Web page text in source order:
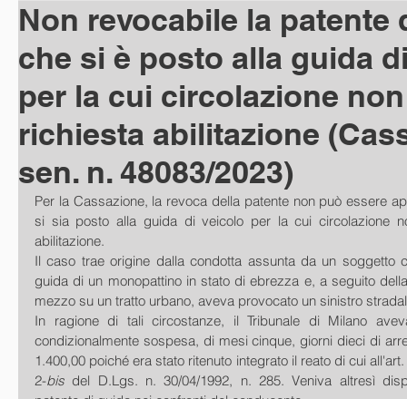
Non revocabile la patente
che si è posto alla guida
per la cui circolazione
richiesta abilitazione
sen. n. 48083/2023)
Per la Cassazione, la revoca della patente non può essere
si sia posto alla guida di veicolo per la cui circolazione
abilitazione.
Il caso trae origine dalla condotta assunta da un soggetto
guida di un monopattino in stato di ebrezza e, a seguito
mezzo su un tratto urbano, aveva provocato un sinistro
In ragione di tali circostanze, il Tribunale di Milano
condizionalmente sospesa, di mesi cinque, giorni dieci di
1.400,00 poiché era stato ritenuto integrato il reato di cui
2-bis del D.Lgs. n. 30/04/1992, n. 285. Veniva altresì